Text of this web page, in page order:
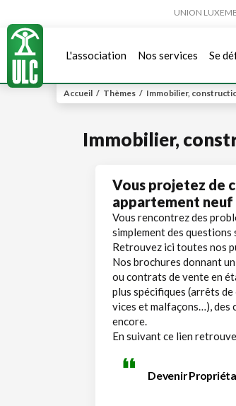
UNION
L'association Nos services Se
Accueil / Thèmes / Immobilier,
Immobilier,
Vous projetez de
appartement
Vous rencontrez des
simplement des
Retrouvez ici toutes nos
Nos brochures donnant
ou contrats de vente en
plus spécifiques (arrêts
vices et malfaçons…), des
encore.
En suivant ce lien
Devenir